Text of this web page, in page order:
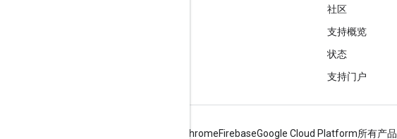
社区
支持概览
状态
支持门户
ChromeFirebaseGoogle Cloud Platform所有产品